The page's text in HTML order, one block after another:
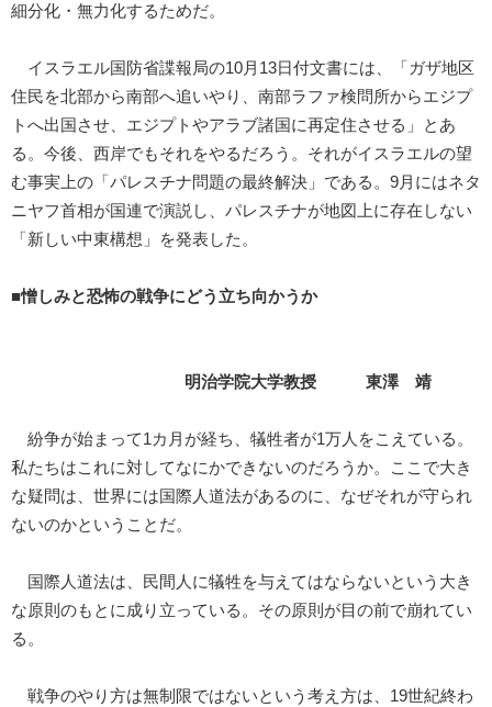
細分化・無力化するためだ。
イスラエル国防省諜報局の10月13日付文書には、「ガザ地区
住民を北部から南部へ追いやり、南部ラファ検問所からエジプ
トへ出国させ、エジプトやアラブ諸国に再定住させる」とあ
る。今後、西岸でもそれをやるだろう。それがイスラエルの望
む事実上の「パレスチナ問題の最終解決」である。9月にはネタ
ニヤフ首相が国連で演説し、パレスチナが地図上に存在しない
「新しい中東構想」を発表した。
■憎しみと恐怖の戦争にどう立ち向かうか
明治学院大学教授 東澤 靖
紛争が始まって1カ月が経ち、犠牲者が1万人をこえている。
私たちはこれに対してなにかできないのだろうか。ここで大き
な疑問は、世界には国際人道法があるのに、なぜそれが守られ
ないのかということだ。
国際人道法は、民間人に犠牲を与えてはならないという大き
な原則のもとに成り立っている。その原則が目の前で崩れてい
る。
戦争のやり方は無制限ではないという考え方は、19世紀終わ